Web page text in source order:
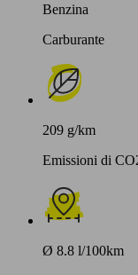
Benzina
Carburante
209 g/km
Emissioni di
Ø 8.8 l/100km